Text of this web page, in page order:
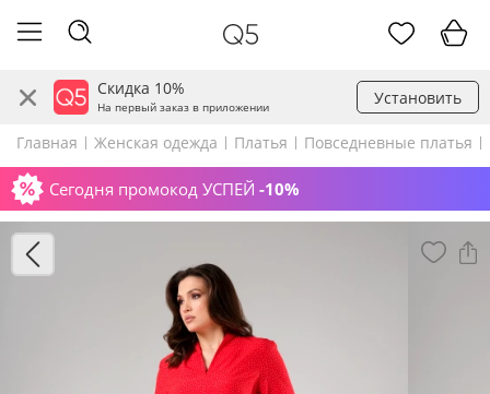
Скидка 10%
На первый заказ в приложении Установить
Главная Женская одежда Платья Повседневные платья
Сегодня промокод УСПЕЙ -10%